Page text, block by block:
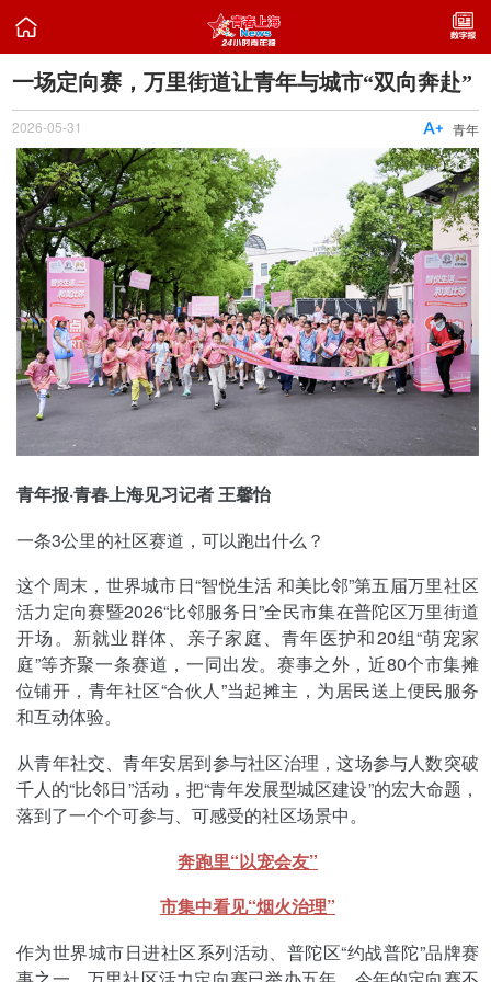

一场定向赛，万里街道让青年与城市“双向奔赴”
2026-05-31 青年

青年报·青春上海见习记者 王馨怡
一条3公里的社区赛道，可以跑出什么？
这个周末，世界城市日“智悦生活 和美比邻”第五届万里社区
活力定向赛暨2026“比邻服务日”全民市集在普陀区万里街道
开场。新就业群体、亲子家庭、青年医护和20组“萌宠家
庭”等齐聚一条赛道，一同出发。赛事之外，近80个市集摊
位铺开，青年社区“合伙人”当起摊主，为居民送上便民服务
和互动体验。
从青年社交、青年安居到参与社区治理，这场参与人数突破
千人的“比邻日”活动，把“青年发展型城区建设”的宏大命题，
落到了一个个可参与、可感受的社区场景中。
奔跑里“以宠会友”
市集中看见“烟火治理”
作为世界城市日进社区系列活动、普陀区“约战普陀”品牌赛